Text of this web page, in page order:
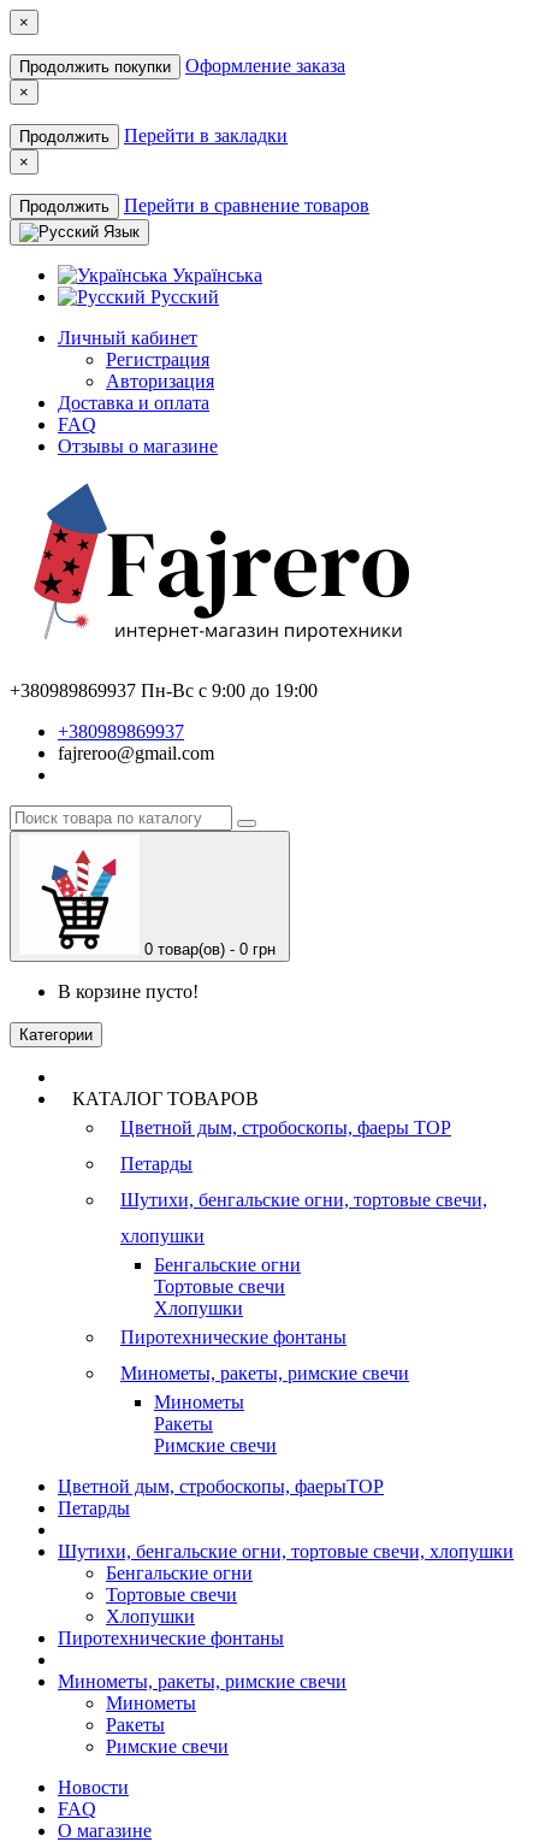
×
Продолжить покупки Оформление заказа
×
Продолжить Перейти в закладки
×
Продолжить Перейти в сравнение товаров
Язык
Українська
Русский
Личный кабинет
Регистрация
Авторизация
Доставка и оплата
FAQ
Отзывы о магазине
+380989869937 Пн-Вс с 9:00 до 19:00
+380989869937
fajreroo@gmail.com
0 товар(ов) - 0 грн
В корзине пусто!
Категории
КАТАЛОГ ТОВАРОВ
Цветной дым, стробоскопы, фаеры TOP
Петарды
Шутихи, бенгальские огни, тортовые свечи,
хлопушки
Бенгальские огни
Тортовые свечи
Хлопушки
Пиротехнические фонтаны
Минометы, ракеты, римские свечи
Минометы
Ракеты
Римские свечи
Цветной дым, стробоскопы, фаерыTOP
Петарды
Шутихи, бенгальские огни, тортовые свечи, хлопушки
Бенгальские огни
Тортовые свечи
Хлопушки
Пиротехнические фонтаны
Минометы, ракеты, римские свечи
Минометы
Ракеты
Римские свечи
Новости
FAQ
О магазине